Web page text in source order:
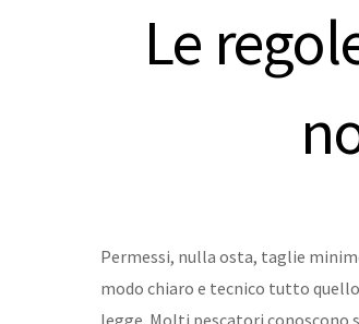
Le
Permessi, nulla osta, taglie
modo chiaro e tecnico tutto